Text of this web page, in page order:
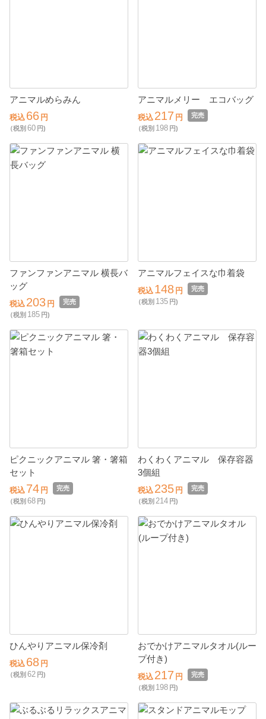
アニマルめらみん
税込 66 円
（税別 60 円)
アニマルメリー エコバッグ
税込 217 円
完売
（税別 198 円)
ファンファンアニマル 横長バ
ッグ
税込 203 円
完売
（税別 185 円)
アニマルフェイスな巾着袋
税込 148 円
完売
（税別 135 円)
ピクニックアニマル 箸・箸箱
セット
税込 74 円
完売
（税別 68 円)
わくわくアニマル 保存容器
3個組
税込 235 円
完売
（税別 214 円)
ひんやりアニマル保冷剤
税込 68 円
（税別 62 円)
おでかけアニマルタオル(ルー
プ付き)
税込 217 円
完売
（税別 198 円)